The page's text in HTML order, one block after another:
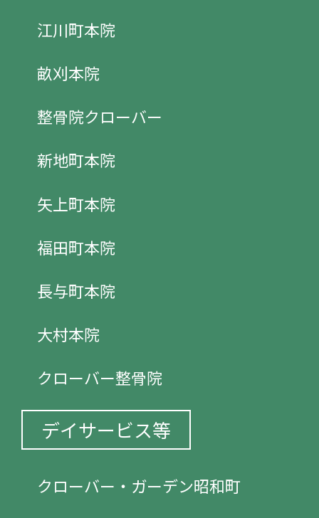
江川町本院
畝刈本院
整骨院クローバー
新地町本院
矢上町本院
福田町本院
長与町本院
大村本院
クローバー整骨院
デイサービス等
クローバー・ガーデン昭和町